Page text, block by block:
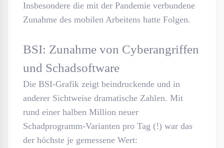
Insbesondere die mit der Pandemie verbundene
Zunahme des mobilen Arbeitens hatte Folgen.
BSI: Zunahme von Cyberangriffen
und Schadsoftware
Die BSI-Grafik zeigt beindruckende und in
anderer Sichtweise dramatische Zahlen. Mit
rund einer halben Million neuer
Schadprogramm-Varianten pro Tag (!) war das
der höchste je gemessene Wert: